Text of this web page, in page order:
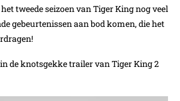
tweede seizoen van Tiger King nog veel
gebeurtenissen aan bod komen, die het
de knotsgekke trailer van Tiger King 2